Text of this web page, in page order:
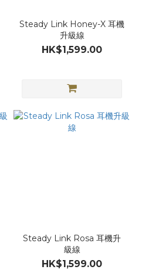
Steady Link Honey-X 耳機
升級線
HK$1,599.00
Steady Link Rosa 耳機升
級線
HK$1,599.00